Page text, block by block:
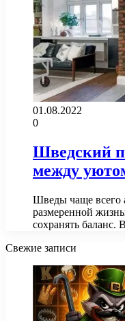
01.08.2022
0
Шведский
между
Шведы чаще всего
размеренной
сохранять
Свежие записи